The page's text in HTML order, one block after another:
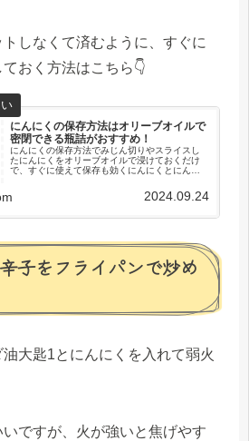
しなくて済むように、すぐに
おく方法はこちら👇
にんにくの保存方法はオリーブオイルで
密閉できる瓶詰がおすすめ！
にんにくの保存方法でみじん切りやスライスし
たにんにくをオリーブオイルで浸けておくだけ
で、すぐに使えて保存も効くにんにくとにんに
2024.09.24
子をフライパンで炒め
大匙1とにんにくを入れて弱火
ですが、火が強いと焦げやす